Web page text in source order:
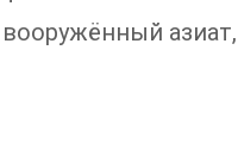
вооружённый